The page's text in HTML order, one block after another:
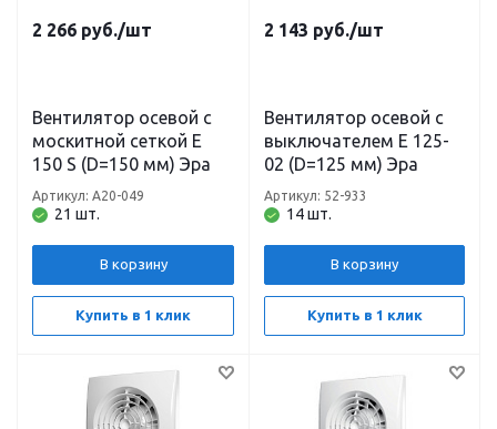
2 266 руб./шт
Вентилятор осевой с
москитной сеткой E
150 S (D=150 мм) Эра
21 шт.
Артикул: А20-049
В корзину
Купить в 1 клик
2 143 руб./шт
Вентилятор осевой с
выключателем E 125-
02 (D=125 мм) Эра
14 шт.
Артикул: 52-933
В корзину
Купить в 1 клик